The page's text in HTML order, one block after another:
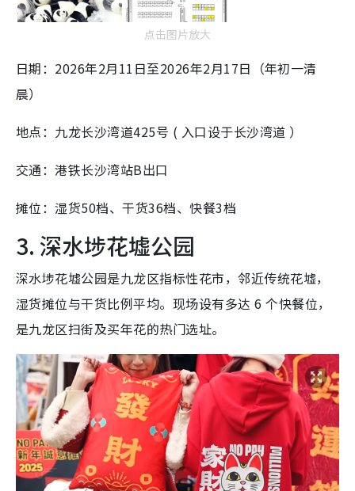
点击图片放大
日期：2026年2月11日至2026年2月17日（年初一清
晨）
地点：九龙长沙湾道425号 ( 入口设于长沙湾道 ）
交通：港铁长沙湾站B出口
摊位：湿货50档、干货36档、快餐3档
3. 深水埗花墟公园
深水埗花墟公园是九龙区指标性花市，邻近传统花墟，
湿货摊位与干货比例平均。现场设有多达 6 个快餐位，
是九龙区扫街及买年花的热门选址。